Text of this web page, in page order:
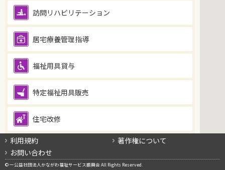
訪問リハビリテーション
居宅療養管理指導
福祉用具貸与
特定福祉用具販売
住宅改修
通所系サービス 全て表示 全て非表示
通所介護（デイサービス）
利用規約
著作権について
お問い合わせ
© 一公益社団法人かながわ福祉サービス振興会 All Rights Reserved.